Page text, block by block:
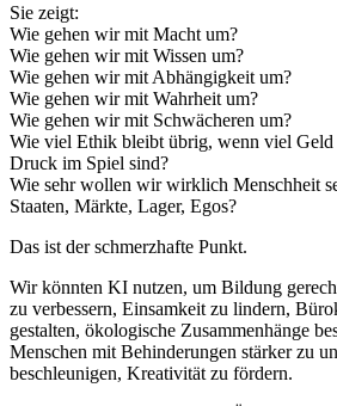
Sie zeigt:
Wie gehen wir mit Macht um?
Wie gehen wir mit Wissen um?
Wie gehen wir mit Abhängigkeit um?
Wie gehen wir mit Wahrheit um?
Wie gehen wir mit Schwächeren um?
Wie viel Ethik bleibt übrig, wenn viel Geld
Druck im Spiel sind?
Wie sehr wollen wir wirklich Menschheit
Staaten, Märkte, Lager, Egos?
Das ist der schmerzhafte Punkt.
Wir könnten KI nutzen, um Bildung
zu verbessern, Einsamkeit zu lindern,
gestalten, ökologische Zusammenhänge
Menschen mit Behinderungen stärker zu
beschleunigen, Kreativität zu fördern.